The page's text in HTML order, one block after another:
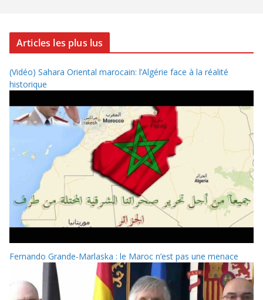
Articles les plus lus
(Vidéo) Sahara Oriental marocain: l’Algérie face à la réalité
historique
Fernando Grande-Marlaska : le Maroc n’est pas une menace